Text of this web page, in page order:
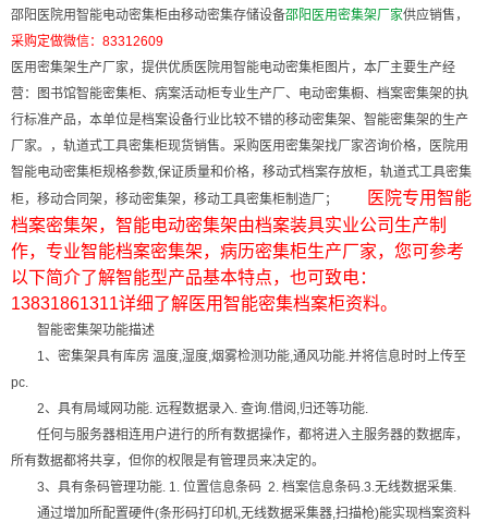
邵阳医院用智能电动密集柜由移动密集存储设备邵阳医用密集架厂家供应销售，
采购定做微信： 83312609
医用密集架生产厂家，提供优质医院用智能电动密集柜图片，本厂主要生产经
营：图书馆智能密集柜、病案活动柜专业生产厂、电动密集橱、档案密集架的执
行标准产品，本单位是档案设备行业比较不错的移动密集架、智能密集架的生产
厂家。，轨道式工具密集柜现货销售。采购医用密集架找厂家咨询价格，医院用
智能电动密集柜规格参数,保证质量和价格，移动式档案存放柜，轨道式工具密集
柜，移动合同架，移动密集架，移动工具密集柜制造厂；
医院专用智能
档案密集架，智能电动密集架由档案装具实业公司生产制
作，专业智能档案密集架，病历密集柜生产厂家，您可参考
以下简介了解智能型产品基本特点，也可致电：
13831861311详细了解医用智能密集档案柜资料。
智能密集架功能描述
1、密集架具有库房 温度,湿度,烟雾检测功能,通风功能.并将信息时时上传至
pc.
2、具有局域网功能. 远程数据录入. 查询.借阅,归还等功能.
任何与服务器相连用户进行的所有数据操作，都将进入主服务器的数据库，
所有数据都将共享，但你的权限是有管理员来决定的。
3、具有条码管理功能. 1. 位置信息条码 2. 档案信息条码.3.无线数据采集.
通过增加所配置硬件(条形码打印机,无线数据采集器,扫描枪)能实现档案资料